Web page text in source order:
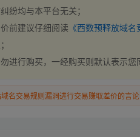
纷均与本平台无关；
前建议仔细阅读 《西数预释放域名
进行购买，一经购买则默认表示您
名交易规则漏洞进行交易赚取差价的言